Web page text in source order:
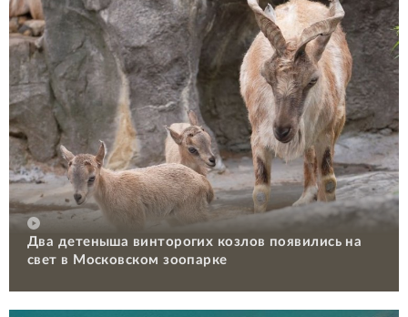
Два детеныша винторогих козлов появились на
свет в Московском зоопарке